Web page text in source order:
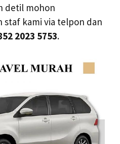
detil mohon
staf kami via telpon dan
2023 5753.